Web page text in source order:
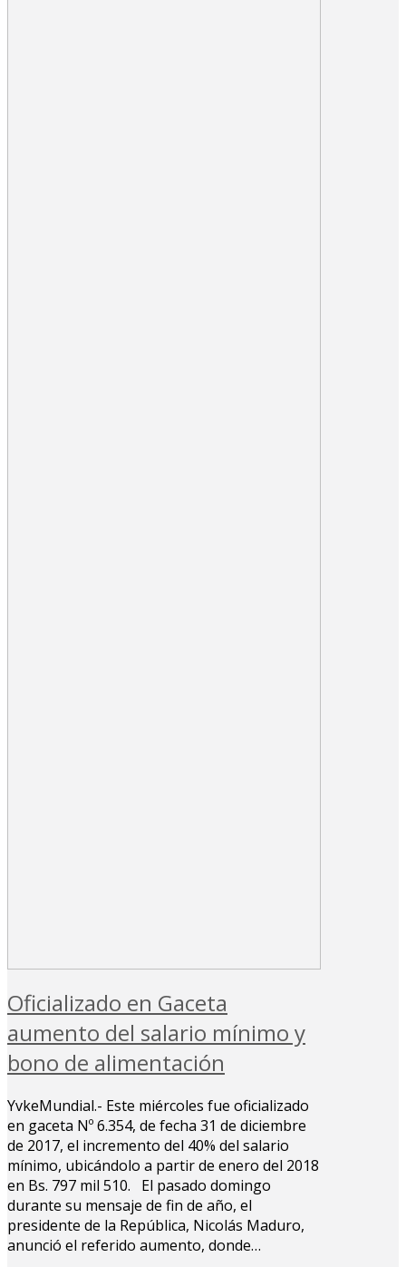
Oficializado en Gaceta
aumento del salario mínimo y
bono de alimentación
YvkeMundial.- Este miércoles fue oficializado
en gaceta Nº 6.354, de fecha 31 de diciembre
de 2017, el incremento del 40% del salario
mínimo, ubicándolo a partir de enero del 2018
en Bs. 797 mil 510. El pasado domingo
durante su mensaje de fin de año, el
presidente de la República, Nicolás Maduro,
anunció el referido aumento, donde…